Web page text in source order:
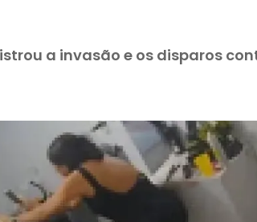
a invasão e os disparos